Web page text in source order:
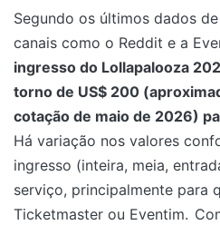
Segundo os últimos dados
canais como o Reddit e a
ingresso do Lollapalooza
torno de US$ 200
cotação de maio de 2026)
Há variação nos valores
ingresso (inteira, meia,
serviço, principalmente para
Ticketmaster ou Eventim.